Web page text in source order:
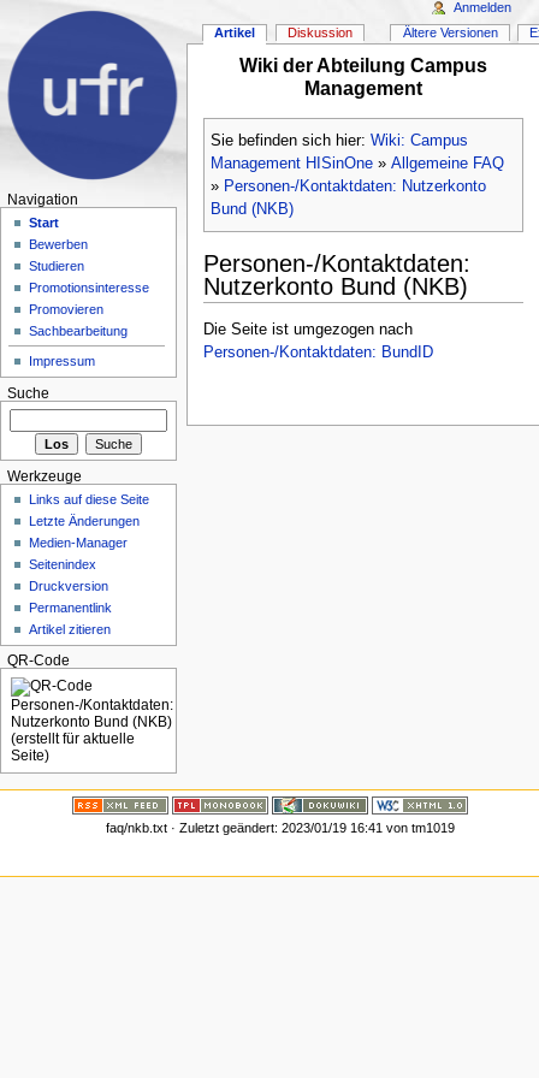
Wiki der Abteilung Campus
Management
Sie befinden sich hier: Wiki: Campus
Management HISinOne» Allgemeine FAQ
» Personen-/Kontaktdaten: Nutzerkonto
Bund (NKB)
Personen-/Kontaktdaten:
Nutzerkonto Bund (NKB)
Die Seite ist umgezogen nach
Personen-/Kontaktdaten: BundID
Artikel Diskussion Ältere Versionen
Anmelden
Navigation
Start
Bewerben
Studieren
Promotionsinteresse
Promovieren
Sachbearbeitung
Impressum
Suche
Werkzeuge
Links auf diese Seite
Letzte Änderungen
Medien-Manager
Seitenindex
Druckversion
Permanentlink
Artikel zitieren
QR-Code
faq/nkb.txt· Zuletzt geändert: 2023/01/19 16:41 von tm1019